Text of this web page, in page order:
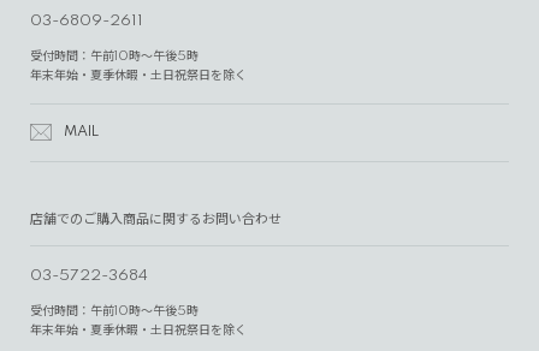
03-6809-2611
受付時間：午前10時～午後5時
年末年始・夏季休暇・土日祝祭日を除く
MAIL
店舗でのご購入商品に関するお問い合わせ
03-5722-3684
受付時間：午前10時～午後5時
年末年始・夏季休暇・土日祝祭日を除く